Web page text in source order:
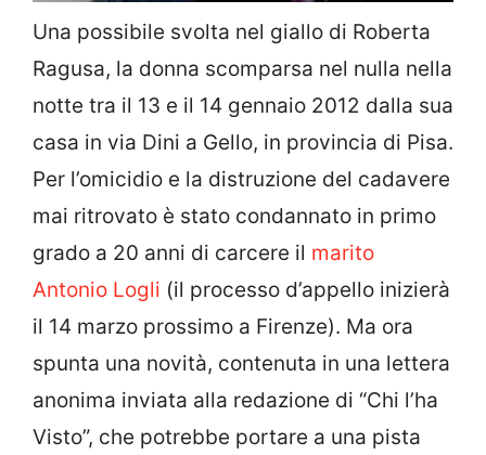
Una possibile svolta nel giallo di Roberta
Ragusa, la donna scomparsa nel nulla nella
notte tra il 13 e il 14 gennaio 2012 dalla sua
casa in via Dini a Gello, in provincia di Pisa.
Per l’omicidio e la distruzione del cadavere
mai ritrovato è stato condannato in primo
grado a 20 anni di carcere il marito
Antonio Logli (il processo d’appello inizierà
il 14 marzo prossimo a Firenze). Ma ora
spunta una novità, contenuta in una lettera
anonima inviata alla redazione di “Chi l’ha
Visto”, che potrebbe portare a una pista